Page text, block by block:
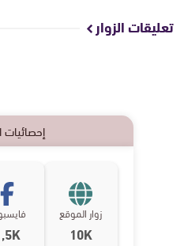
تعليقات الزوار
زوار الموقع
10K